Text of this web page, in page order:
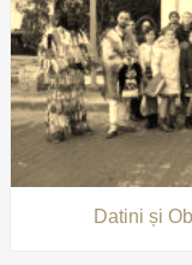
Datini și